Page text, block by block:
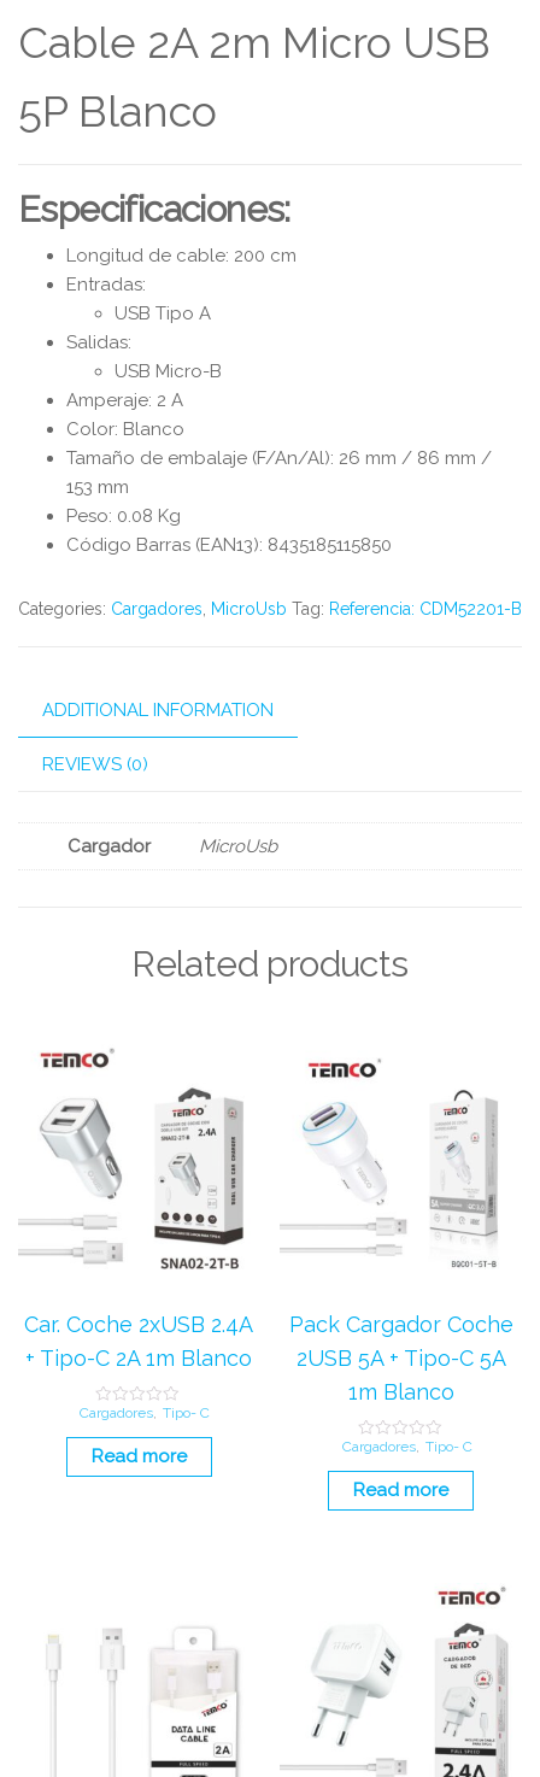
Cable 2A 2m Micro USB
5P Blanco
Especificaciones:
Longitud de cable: 200 cm
Entradas:
USB Tipo A
Salidas:
USB Micro-B
Amperaje: 2 A
Color: Blanco
Tamaño de embalaje (F/An/Al): 26 mm / 86 mm /
153 mm
Peso: 0.08 Kg
Código Barras (EAN13): 8435185115850
Categories: Cargadores, MicroUsb Tag: Referencia: CDM52201-B
ADDITIONAL INFORMATION
REVIEWS (0)
Cargador MicroUsb
Related products
Car. Coche 2xUSB 2.4A
+ Tipo-C 2A 1m Blanco
R
t
e
d
Cargadores, Tipo- C
Read more
Pack Cargador Coche
2USB 5A + Tipo-C 5A
1m Blanco
R
t
e
d
Cargadores, Tipo- C
Read more